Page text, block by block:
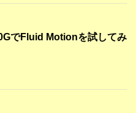
でFluid Motionを試してみ